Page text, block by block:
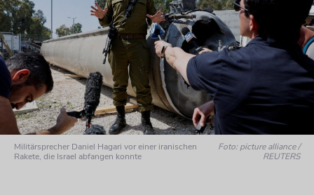
Militärsprecher Daniel Hagari vor einer iranischen
Rakete, die Israel abfangen konnte
Foto: picture alliance /
REUTERS